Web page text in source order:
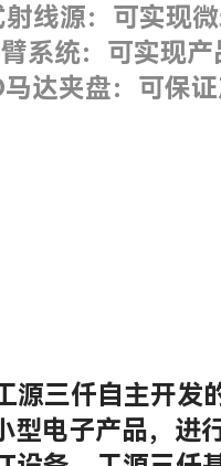
线源：可实现
系统：可实现
达夹盘：可保
源三仟自主开发
型电子产品，进